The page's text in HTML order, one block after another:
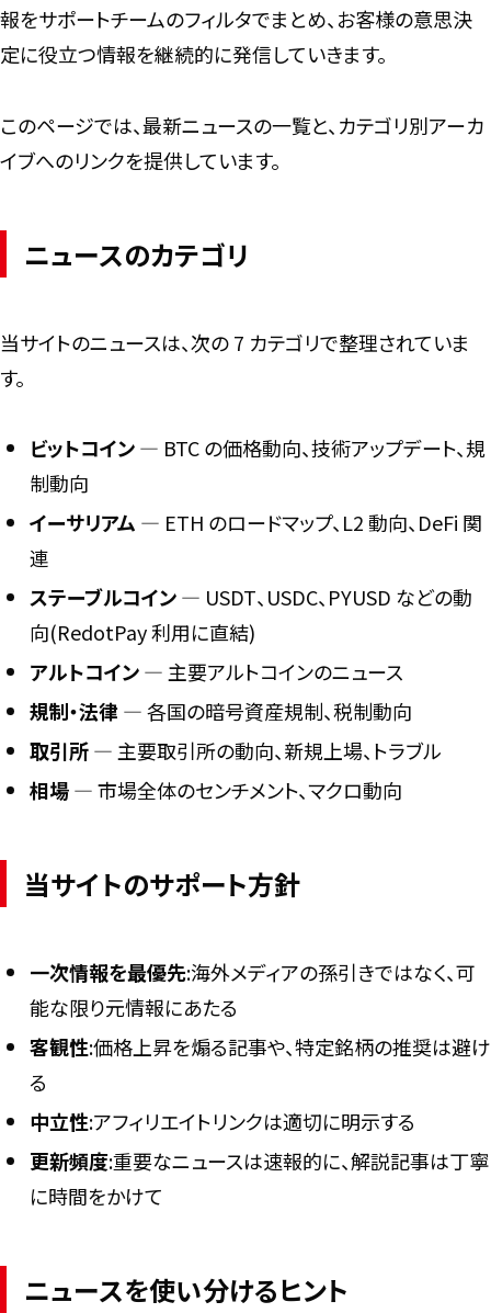
報をサポートチームのフィルタでまとめ、お客様の意思決
定に役立つ情報を継続的に発信していきます。
このページでは、最新ニュースの一覧と、カテゴリ別アーカ
イブへのリンクを提供しています。
ニュースのカテゴリ
当サイトのニュースは、次の 7 カテゴリで整理されていま
す。
ビットコイン― BTC の価格動向、技術アップデート、規
制動向
イーサリアム ― ETH のロードマップ、L2 動向、DeFi 関
連
ステーブルコイン― USDT、USDC、PYUSD などの動
向(RedotPay 利用に直結)
アルトコイン― 主要アルトコインのニュース
規制・法律― 各国の暗号資産規制、税制動向
取引所― 主要取引所の動向、新規上場、トラブル
相場― 市場全体のセンチメント、マクロ動向
当サイトのサポート方針
一次情報を最優先:海外メディアの孫引きではなく、可
能な限り元情報にあたる
客観性:価格上昇を煽る記事や、特定銘柄の推奨は避け
る
中立性:アフィリエイトリンクは適切に明示する
更新頻度:重要なニュースは速報的に、解説記事は丁寧
に時間をかけて
ニュースを使い分けるヒント